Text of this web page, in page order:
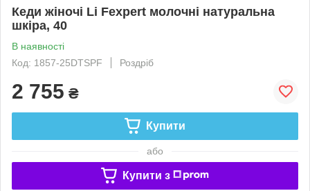
Кеди жіночі Li Fexpert молочні натуральна
шкіра, 40
В наявності
Код: 1857-25DTSPF
Роздріб
2 755 ₴
Купити
або
Купити з